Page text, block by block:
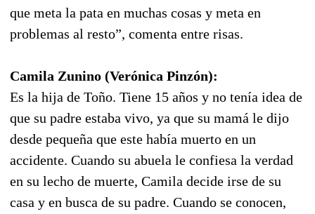
que meta la pata en muchas cosas y meta en
problemas al resto”, comenta entre risas.
Camila Zunino (Verónica Pinzón):
Es la hija de Toño. Tiene 15 años y no tenía idea de
que su padre estaba vivo, ya que su mamá le dijo
desde pequeña que este había muerto en un
accidente. Cuando su abuela le confiesa la verdad
en su lecho de muerte, Camila decide irse de su
casa y en busca de su padre. Cuando se conocen,